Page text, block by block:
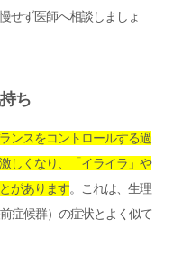
せず医師へ相談しましょ
ち
ンスをコントロールする過
しくなり、「イライラ」や
があります。これは、生理
症候群）の症状とよく似て